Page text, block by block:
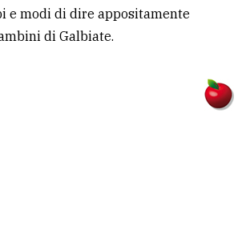
e modi di dire appositamente
di Galbiate.